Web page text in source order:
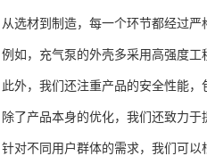
从选材到制造，每一个环节都经过严
例如，充气泵的外壳多采用高强度工
此外，我们还注重产品的安全性能，
除了产品本身的优化，我们还致力于
针对不同用户群体的需求，我们可以